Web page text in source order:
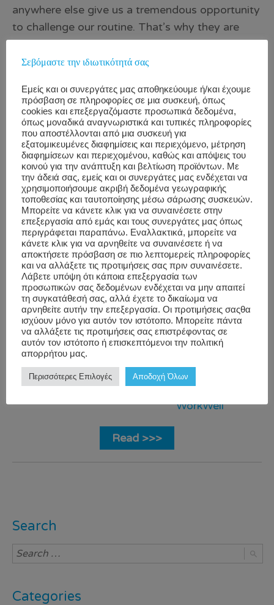
anywhere else give us a tremendous opportunity
to challenge our routine. That’s why they are
called ‘διακοπές’ cause we break away from our
usual habits. We often attach a great deal of
days per year that we can recharge, disconnect
from work and reconnect with ourselves and
nature. But what if we could learn more through
them and carry some meaningful changes with
us, coming back to our routine? What if we could
reassess our daily life and spread some of the
lessons learned throughout the entire year?
Afterall, we feel truly alive by […]
YIANNIS
KAPAIOS
Employee
Wellbeing,
Work-Life
Balance
Corporate Wellness
Greece,
couplesmassage,
energysmoothies,
holidaysingreece,
Mindfullness
SummerHolidays
worklifebalance
WorkWell
Read >>>
Search
Categories
Σεβόμαστε την ιδιωτικότητά σας
Εμείς και οι συνεργάτες μας αποθηκεύουμε ή/και έχουμε
πρόσβαση σε πληροφορίες σε μια συσκευή, όπως
cookies και επεξεργαζόμαστε προσωπικά δεδομένα,
όπως μοναδικά αναγνωριστικά και τυπικές πληροφορίες
που αποστέλλονται από μια συσκευή για
εξατομικευμένες διαφημίσεις και περιεχόμενο, μέτρηση
διαφημίσεων και περιεχομένου, καθώς και απόψεις του
κοινού για την ανάπτυξη και βελτίωση προϊόντων. Με
την άδειά σας, εμείς και οι συνεργάτες μας ενδέχεται να
χρησιμοποιήσουμε ακριβή δεδομένα γεωγραφικής
τοποθεσίας και ταυτοποίησης μέσω σάρωσης συσκευών.
Μπορείτε να κάνετε κλικ για να συναινέσετε στην
επεξεργασία από εμάς και τους συνεργάτες μας όπως
περιγράφεται παραπάνω. Εναλλακτικά, μπορείτε να
κάνετε κλικ για να αρνηθείτε να συναινέσετε ή να
αποκτήσετε πρόσβαση σε πιο λεπτομερείς πληροφορίες
και να αλλάξετε τις προτιμήσεις σας πριν συναινέσετε.
Λάβετε υπόψη ότι κάποια επεξεργασία των
προσωπικών σας δεδομένων ενδέχεται να μην απαιτεί
τη συγκατάθεσή σας, αλλά έχετε το δικαίωμα να
αρνηθείτε αυτήν την επεξεργασία. Οι προτιμήσεις σαςθα
ισχύουν μόνο για αυτόν τον ιστότοπο. Μπορείτε πάντα
να αλλάξετε τις προτιμήσεις σας επιστρέφοντας σε
αυτόν τον ιστότοπο ή επισκεπτόμενοι την πολιτική
απορρήτου μας.
Περισσότερες Επιλογές Αποδοχή Όλων